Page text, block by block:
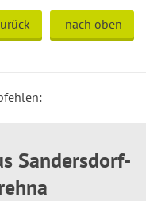
nach oben
Sandersdorf-